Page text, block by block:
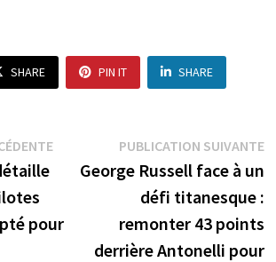
SHARE PIN IT SHARE
Publication
précédente :
pour
PUBLICATION SUIVANTE
George Russell face à un
défi titanesque :
remonter 43 points
derrière Antonelli pour